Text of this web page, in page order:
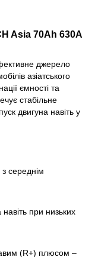
Asia 70Ah 630A
джерело
азіатського
ємності та
стабільне
двигуна навіть у
середнім
при низьких
(R+) плюсом –